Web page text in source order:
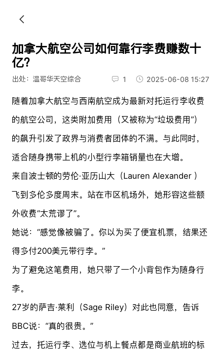
加拿大航空公司如何靠行李费赚数十
亿？
出处：温哥华天空综合 1 2025-06-08 15:27
随着加拿大航空与西南航空成为最新对托运行李收费
的航空公司，这类附加费用（又被称为“垃圾费用”）
的飙升引发了政界与消费者团体的不满。与此同时，
适合随身携带上机的小型行李箱销量也在大增。
来自波士顿的劳伦·亚历山大（Lauren Alexander ）
飞到多伦多度周末。站在市区机场外，她形容这些额
外收费“太荒谬了”。
她说：“感觉像被骗了。你以为买了便宜机票，结果还
得多付200美元带行李。”
为了避免这笔费用，她只带了一个小背包作为随身行
李。
27岁的萨吉·莱利（Sage Riley）对此也同意，告诉
BBC说：“真的很贵。”
过去，托运行李、选位与机上餐点都是商业航班的标